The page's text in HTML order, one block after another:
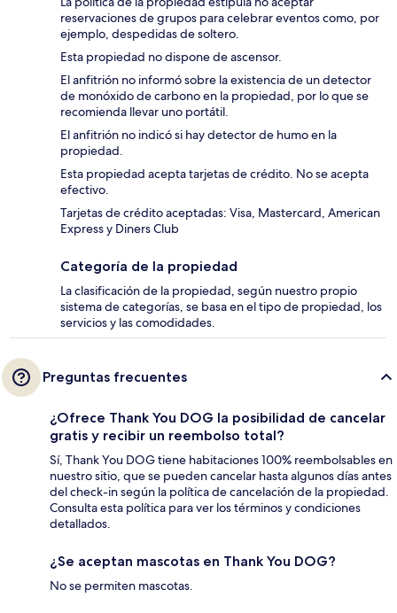
reservaciones de grupos para celebrar eventos como, por
ejemplo, despedidas de soltero.
Esta propiedad no dispone de ascensor.
El anfitrión no informó sobre la existencia de un detector
de monóxido de carbono en la propiedad, por lo que se
recomienda llevar uno portátil.
El anfitrión no indicó si hay detector de humo en la
propiedad.
Esta propiedad acepta tarjetas de crédito. No se acepta
efectivo.
Tarjetas de crédito aceptadas: Visa, Mastercard, American
Express y Diners Club
Categoría de la propiedad
La clasificación de la propiedad, según nuestro propio
sistema de categorías, se basa en el tipo de propiedad, los
servicios y las comodidades.
Preguntas frecuentes
¿Ofrece Thank You DOG la posibilidad de cancelar
gratis y recibir un reembolso total?
Sí, Thank You DOG tiene habitaciones 100% reembolsables en
nuestro sitio, que se pueden cancelar hasta algunos días antes
del check-in según la política de cancelación de la propiedad.
Consulta esta política para ver los términos y condiciones
detallados.
¿Se aceptan mascotas en Thank You DOG?
No se permiten mascotas.